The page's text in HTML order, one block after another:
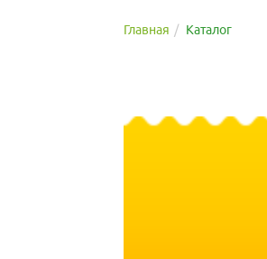
Главная Каталог